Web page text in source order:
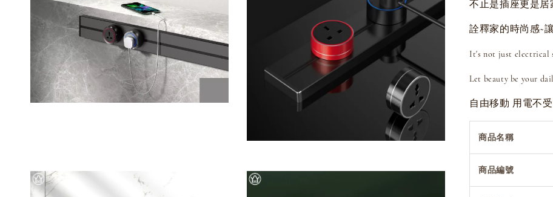
不止是插座更是居
詮釋家的時尚感~
It's not just electrical
Let beauty be your
自由移動 用電不
商品名稱
商品編號